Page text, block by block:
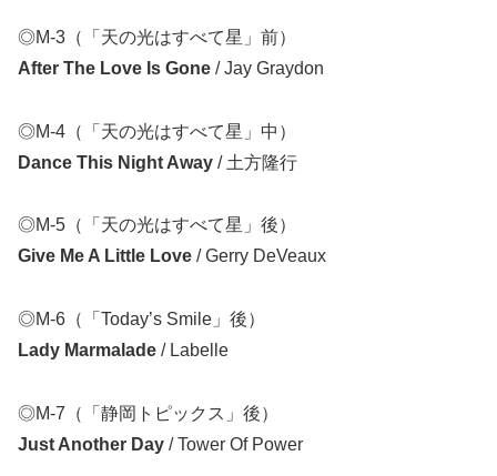
◎M-3（「天の光はすべて星」前）
After The Love Is Gone / Jay Graydon
◎M-4（「天の光はすべて星」中）
Dance This Night Away / 土方隆行
◎M-5（「天の光はすべて星」後）
Give Me A Little Love / Gerry DeVeaux
◎M-6（「Today’s Smile」後）
Lady Marmalade / Labelle
◎M-7（「静岡トピックス」後）
Just Another Day / Tower Of Power